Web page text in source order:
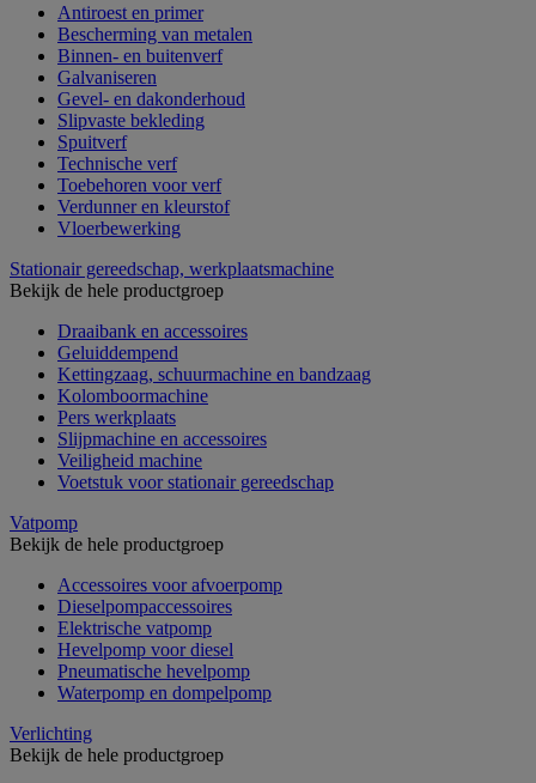
Antiroest en primer
Bescherming van metalen
Binnen- en buitenverf
Galvaniseren
Gevel- en dakonderhoud
Slipvaste bekleding
Spuitverf
Technische verf
Toebehoren voor verf
Verdunner en kleurstof
Vloerbewerking
Stationair gereedschap, werkplaatsmachine
Bekijk de hele productgroep
Draaibank en accessoires
Geluiddempend
Kettingzaag, schuurmachine en bandzaag
Kolomboormachine
Pers werkplaats
Slijpmachine en accessoires
Veiligheid machine
Voetstuk voor stationair gereedschap
Vatpomp
Bekijk de hele productgroep
Accessoires voor afvoerpomp
Dieselpompaccessoires
Elektrische vatpomp
Hevelpomp voor diesel
Pneumatische hevelpomp
Waterpomp en dompelpomp
Verlichting
Bekijk de hele productgroep